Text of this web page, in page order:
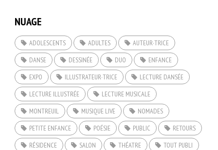
NUAGE
ADOLESCENTS ADULTES
AUTEUR·TRICE
DANSE
DESSINÉE DUO
ENFANCE
EXPO
ILLUSTRATEUR·TRICE
LECTURE DANSÉE
LECTURE ILLUSTRÉE
LECTURE MUSICALE
MONTREUIL
MUSIQUE LIVE
NOMADES
PETITE ENFANCE
POÉSIE PUBLIC
RETOURS
RÉSIDENCE
SALON THÉATRE
TOUT PUBLI